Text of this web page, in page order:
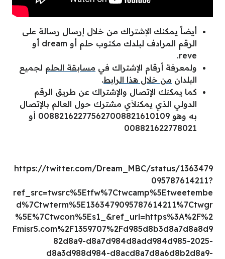
أيضاً يمكنك الإشتراك من خلال إرسال رسالة على
الرقم المرادف لبلدك مكتوب حلم أو dream أو
reve.
ولمعرفة أرقام الإشتراك في مسابقة الحلم لجميع
البلدان من خلال هذا الرابط.
كما يمكنك الإتصال والإشتراك عن طريق الرقم
الدولي الذي يمكنلأي مشترك حول العالم بالإتصال
به وهو 008821622775627008821610109 أو
008821622778021
https://twitter.com/Dream_MBC/status/1363479
095787614211?
ref_src=twsrc%5Etfw%7Ctwcamp%5Etweetembe
d%7Ctwterm%5E1363479095787614211%7Ctwgr
%5E%7Ctwcon%5Es1_&ref_url=https%3A%2F%2
Fmisr5.com%2F1359707%2Fd985d8b3d8a7d8a8d9
82d8a9-d8a7d984d8add984d985-2025-
d8a3d988d984-d8acd8a7d8a6d8b2d8a9-